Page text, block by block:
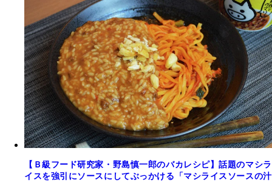
【Ｂ級フード研究家・野島慎一郎のバカレシピ】話題のマシラ
イスを強引にソースにしてぶっかける「マシライスソースの汁